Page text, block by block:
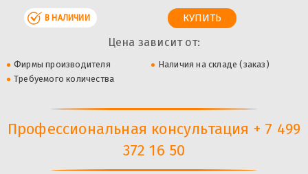
В НАЛИЧИИ
Цена зависит от:
Фирмы производителя
Наличия на складе (заказ)
Требуемого количества
Профессиональная консультация + 7 499
372 16 50